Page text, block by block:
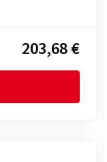
203,68 €